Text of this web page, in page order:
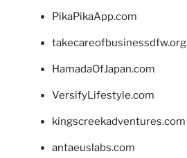
PikaPikaApp.com
takecareofbusinessdfw.org
HamadaOfJapan.com
VersifyLifestyle.com
kingscreekadventures.com
antaeuslabs.com